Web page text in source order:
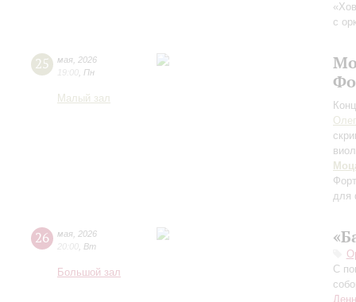
с
25 мая 2026
19:00 Пн
Малый зал
для
26 мая 2026
20:00 Вт
Большой зал
С